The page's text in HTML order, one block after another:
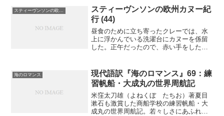
スティーヴンソンの欧州カヌー紀
行 (44)
昼食のために立ち寄ったクレーでは、水
上に浮かんでいる洗濯台にカヌーを係留
した。正午だったので、赤い手をした声
の地の記憶として残っている。読者が気
になるのであれば、本を調べ...
海のロマンス
現代語訳『海のロマンス』69：練
習帆船・大成丸の世界周航記
米窪太刀雄（よねくぼ たちお）著夏目
漱石も激賞した商船学校の練習帆船・大
成丸の世界周航記。若々しさにあふれた